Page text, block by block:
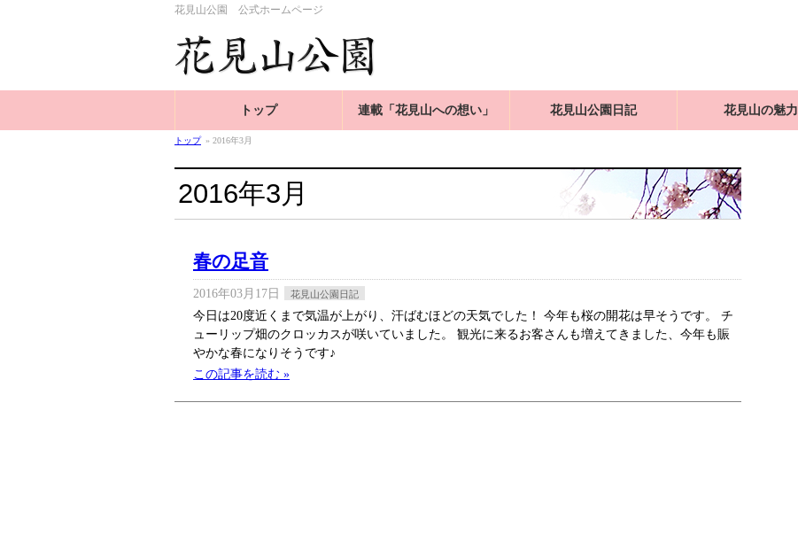
花見山公園 公式ホームページ
トップ 連載「花見山への想い」 花見山公園日記 花見山の魅力
トップ » 2016年3月
2016年3月
春の足音
2016年03月17日 花見山公園日記
今日は20度近くまで気温が上がり、汗ばむほどの天気でした！ 今年も桜の開花は早そうです。 チ
ューリップ畑のクロッカスが咲いていました。 観光に来るお客さんも増えてきました、今年も賑
やかな春になりそうです♪
この記事を読む »